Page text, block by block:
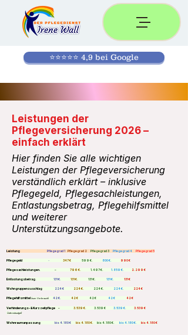
⭐⭐⭐⭐⭐ 4,9 bei Google
Leistungen der
Pflegeversicherung 2026 –
einfach erklärt
Hier finden Sie alle wichtigen
Leistungen der Pflegeversicherung
verständlich erklärt – inklusive
Pflegegeld, Pflegesachleistungen,
Entlastungsbetrag, Pflegehilfsmittel
und weiterer
Unterstützungsangebote.
Leistung Pflegegrad 1 Pflegegrad 2 Pflegegrad 3 Pflegegrad 4 Pflegegrad 5
Pflegegeld - 347 € 599 €. 800 €. 990 €
Pflegesachleistungen. – 796 €. 1.497 €. 1.859 €. 2.299 €
Entlastungsbetrag. 131 €. 131 €. 131 €. 131 €. 131 €
Wohngruppenzuschlag 224 € 224 €. 224 €. 224 €. 224 €
Pflegehilfsmittel (zum Verbrauch) 42 €. 42 € 42 € 42 € 42 €
Verhinderungs- & Kurzzeitpflege – 3.539 €. 3.539 € 3.539 €. 3.539 €
(Jahresbudget)
Wohnraumanpassung bis 4.180 € bis 4.180 €. bis 4.180 €. bis 4.180 €. bis 4.180 €